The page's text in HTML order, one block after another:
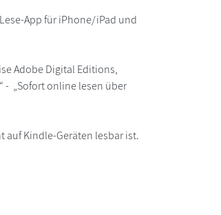
App für iPhone/iPad und
Adobe Digital Editions,
- „Sofort online lesen über
auf Kindle-Geräten lesbar ist.